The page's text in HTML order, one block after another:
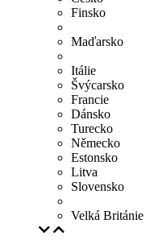
Finsko
Maďarsko
Itálie
Švýcarsko
Francie
Dánsko
Turecko
Německo
Estonsko
Litva
Slovensko
Velká Británie